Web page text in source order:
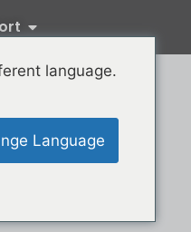
language.
Language